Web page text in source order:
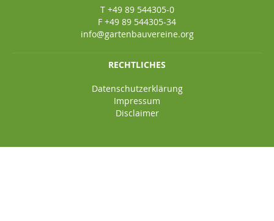
T +49 89 544305-0
F +49 89 544305-34
info@gartenbauvereine.org
RECHTLICHES
Datenschutzerklärung
Impressum
Disclaimer